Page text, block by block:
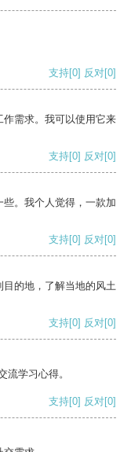
支持[0] 反对[0]
需求。我可以使用它来
支持[0] 反对[0]
。我个人觉得，一款加
支持[0] 反对[0]
的地，了解当地的风土
支持[0] 反对[0]
流学习心得。
支持[0] 反对[0]